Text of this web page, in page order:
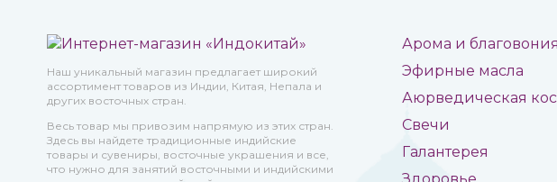
Наш уникальный магазин предлагает широкий
ассортимент товаров из Индии, Китая, Непала и
других восточных стран.
Весь товар мы привозим напрямую из этих стран.
Здесь вы найдете традиционные индийские
товары и сувениры, восточные украшения и все,
что нужно для занятий восточными и индийскими
Арома и благовония
Эфирные масла
Аюрведическая
Свечи
Галантерея